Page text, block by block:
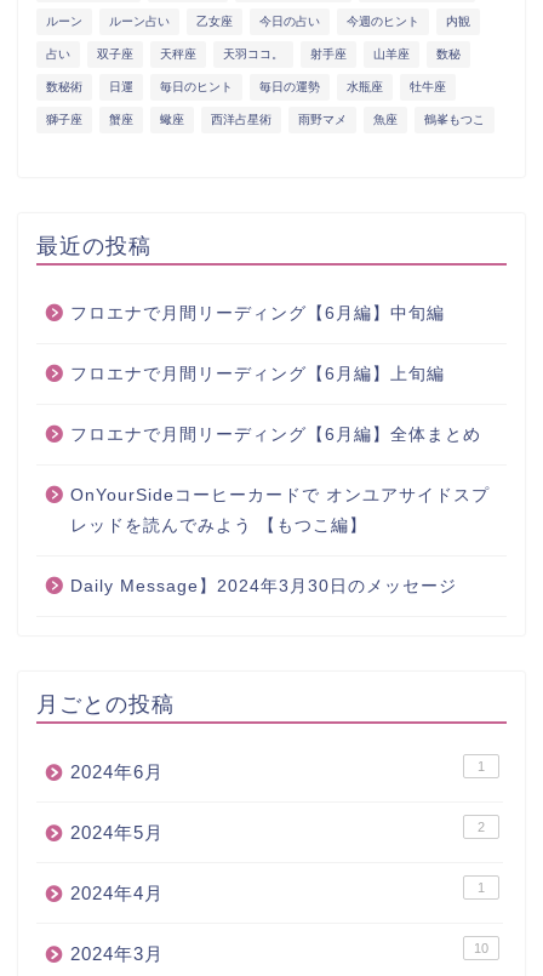
ルーン ルーン占い 乙女座 今日の占い 今週のヒント 内観
占い 双子座 天秤座 天羽ココ。 射手座 山羊座 数秘
数秘術 日運 毎日のヒント 毎日の運勢 水瓶座 牡牛座
獅子座 蟹座 蠍座 西洋占星術 雨野マメ 魚座 鶴峯もつこ
最近の投稿
フロエナで月間リーディング【6月編】中旬編
フロエナで月間リーディング【6月編】上旬編
フロエナで月間リーディング【6月編】全体まとめ
OnYourSideコーヒーカードで オンユアサイドスプ
レッドを読んでみよう 【もつこ編】
Daily Message】2024年3月30日のメッセージ
月ごとの投稿
2024年6月 1
2024年5月 2
2024年4月 1
2024年3月 10